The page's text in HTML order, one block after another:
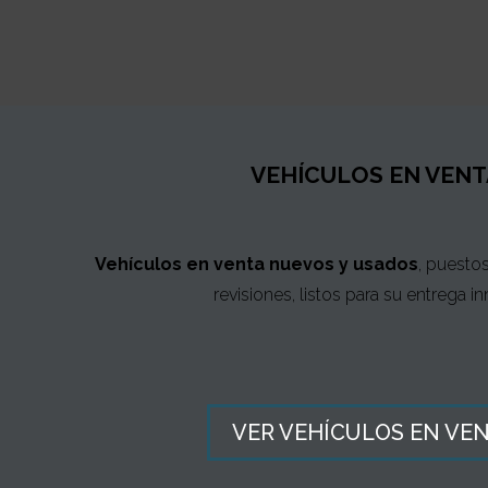
VEHÍCULOS EN
Vehículos en venta nuevos y usados,
revisiones, listos para su entrega
VER VEHÍCULOS EN